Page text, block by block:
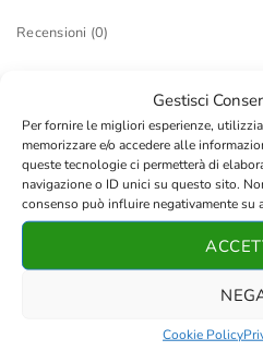
Gestisci
Per fornire le migliori esperienze,
memorizzare e/o accedere alle
queste tecnologie ci permetterà di
navigazione o ID unici su questo sito.
consenso può influire negativamente su
Cookie Policy
Recensioni (0)
rosario artigianale, un gioiello
tradizione con una scelta di
distintivo. Il cuore della
lava da 8mm, selezionate per
ancestrale, che si alternano
lucentezza magnetica
una dimensione moderna
riflessi metallici e ai dettagli in
lavorati, che conferiscono alla